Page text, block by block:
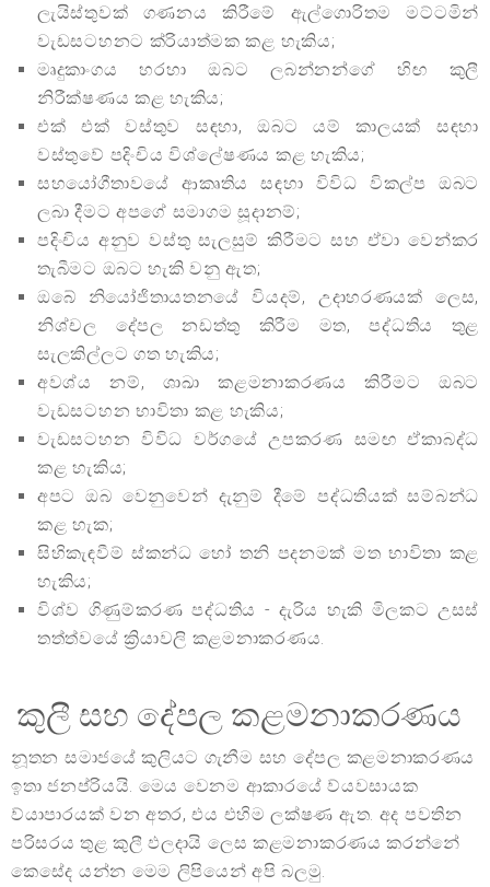
ලැයිස්තුවක් ගණනය කිරීමේ ඇල්ගොරිතම මට්ටමින්
වැඩසටහනට ක්රියාත්මක කළ හැකිය;
මෘදුකාංගය හරහා ඔබට ලබන්නන්ගේ හිඟ කුලී
නිරීක්ෂණය කළ හැකිය;
එක් එක් වස්තුව සඳහා, ඔබට යම් කාලයක් සඳහා
වස්තුවේ පදිංචිය විශ්ලේෂණය කළ හැකිය;
සහයෝගීතාවයේ ආකෘතිය සඳහා විවිධ විකල්ප ඔබට
ලබා දීමට අපගේ සමාගම සූදානම්;
පදිංචිය අනුව වස්තු සැලසුම් කිරීමට සහ ඒවා වෙන්කර
තැබීමට ඔබට හැකි වනු ඇත;
ඔබේ නියෝජිතායතනයේ වියදම්, උදාහරණයක් ලෙස,
නිශ්චල දේපල නඩත්තු කිරීම මත, පද්ධතිය තුළ
සැලකිල්ලට ගත හැකිය;
අවශ්ය නම්, ශාඛා කළමනාකරණය කිරීමට ඔබට
වැඩසටහන භාවිතා කළ හැකිය;
වැඩසටහන විවිධ වර්ගයේ උපකරණ සමඟ ඒකාබද්ධ
කළ හැකිය;
අපට ඔබ වෙනුවෙන් දැනුම් දීමේ පද්ධතියක් සම්බන්ධ
කළ හැක;
සිහිකැඳවීම් ස්කන්ධ හෝ තනි පදනමක් මත භාවිතා කළ
හැකිය;
විශ්ව ගිණුම්කරණ පද්ධතිය - දැරිය හැකි මිලකට උසස්
තත්ත්වයේ ක්‍රියාවලි කළමනාකරණය.
කුලී සහ දේපල කළමනාකරණය
නූතන සමාජයේ කුලියට ගැනීම සහ දේපල කළමනාකරණය
ඉතා ජනප්රියයි. මෙය වෙනම ආකාරයේ ව්යවසායක
ව්යාපාරයක් වන අතර, එය එහිම ලක්ෂණ ඇත. අද පවතින
පරිසරය තුළ කුලී ඵලදායි ලෙස කළමනාකරණය කරන්නේ
කෙසේද යන්න මෙම ලිපියෙන් අපි බලමු.